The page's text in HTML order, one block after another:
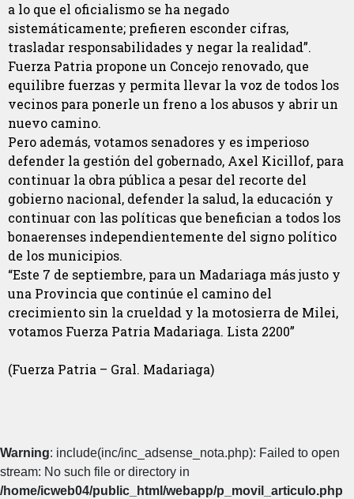
a lo que el oficialismo se ha negado
sistemáticamente; prefieren esconder cifras,
trasladar responsabilidades y negar la realidad”.
Fuerza Patria propone un Concejo renovado, que
equilibre fuerzas y permita llevar la voz de todos los
vecinos para ponerle un freno a los abusos y abrir un
nuevo camino.
Pero además, votamos senadores y es imperioso
defender la gestión del gobernado, Axel Kicillof, para
continuar la obra pública a pesar del recorte del
gobierno nacional, defender la salud, la educación y
continuar con las políticas que benefician a todos los
bonaerenses independientemente del signo político
de los municipios.
“Este 7 de septiembre, para un Madariaga más justo y
una Provincia que continúe el camino del
crecimiento sin la crueldad y la motosierra de Milei,
votamos Fuerza Patria Madariaga. Lista 2200”
(Fuerza Patria – Gral. Madariaga)
Warning: include(inc/inc_adsense_nota.php): Failed to open
stream: No such file or directory in
/home/icweb04/public_html/webapp/p_movil_articulo.php